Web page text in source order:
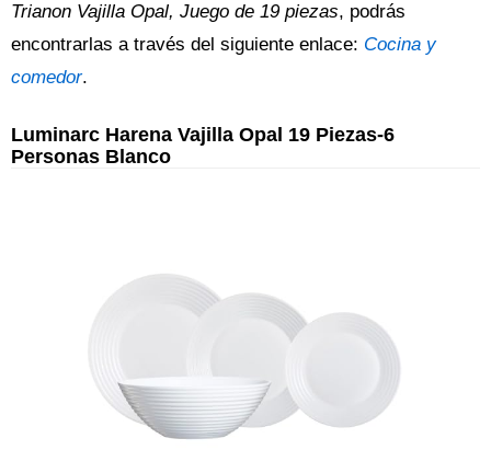
Trianon Vajilla Opal, Juego de 19 piezas, podrás
encontrarlas a través del siguiente enlace: Cocina y
comedor.
Luminarc Harena Vajilla Opal 19 Piezas-6
Personas Blanco